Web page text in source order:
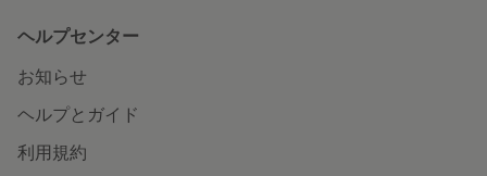
ヘルプセンター
お知らせ
ヘルプとガイド
利用規約